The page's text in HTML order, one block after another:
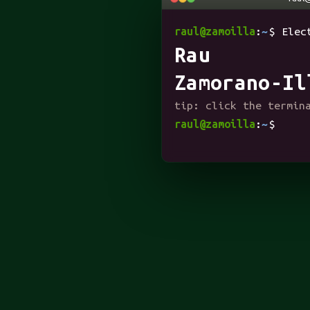
Raul
raul@zamoilla :~$
Zamorano-
tip: click the
raul@zamoilla :~$